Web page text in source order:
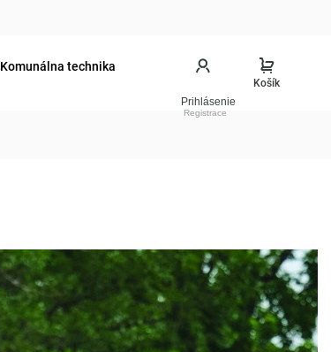
Prihlásenie
Komunálna technika